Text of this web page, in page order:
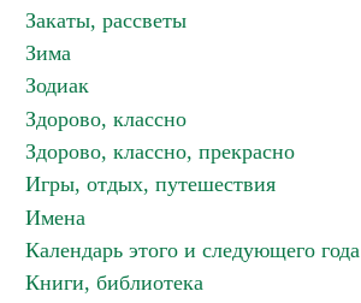
Закаты, рассветы
Зима
Зодиак
Здорово, классно
Здорово, классно, прекрасно
Игры, отдых, путешествия
Имена
Календарь этого и следующего года
Книги, библиотека